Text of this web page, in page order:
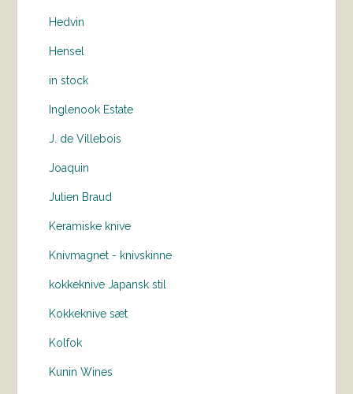
Hedvin
Hensel
in stock
Inglenook Estate
J. de Villebois
Joaquin
Julien Braud
Keramiske knive
Knivmagnet - knivskinne
kokkeknive Japansk stil
Kokkeknive sæt
Kolfok
Kunin Wines